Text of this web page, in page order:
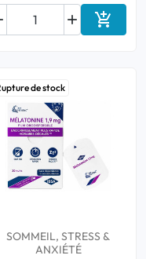
 
de stock
SOMMEIL, STRESS &
ANXIÉTÉ